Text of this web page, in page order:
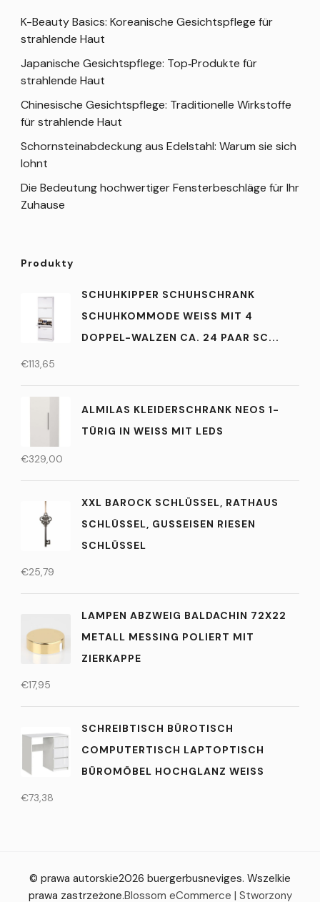
K-Beauty Basics: Koreanische Gesichtspflege für
strahlende Haut
Japanische Gesichtspflege: Top‑Produkte für
strahlende Haut
Chinesische Gesichtspflege: Traditionelle Wirkstoffe
für strahlende Haut
Schornsteinabdeckung aus Edelstahl: Warum sie sich
lohnt
Die Bedeutung hochwertiger Fensterbeschläge für Ihr
Zuhause
Produkty
SCHUHKIPPER SCHUHSCHRANK
SCHUHKOMMODE WEISS MIT 4
DOPPEL-WALZEN CA. 24 PAAR SC...
€113,65
ALMILAS KLEIDERSCHRANK NEOS 1-
TÜRIG IN WEISS MIT LEDS
€329,00
XXL BAROCK SCHLÜSSEL, RATHAUS
SCHLÜSSEL, GUSSEISEN RIESEN
SCHLÜSSEL
€25,79
LAMPEN ABZWEIG BALDACHIN 72X22
METALL MESSING POLIERT MIT
ZIERKAPPE
€17,95
SCHREIBTISCH BÜROTISCH
COMPUTERTISCH LAPTOPTISCH
BÜROMÖBEL HOCHGLANZ WEISS
€73,38
© prawa autorskie2026 buergerbusneviges. Wszelkie
prawa zastrzeżone.Blossom eCommerce | Stworzony